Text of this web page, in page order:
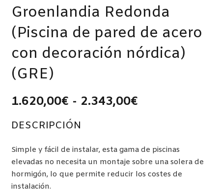
Groenlandia Redonda
(Piscina de pared de acero
con decoración nórdica)
(GRE)
1.620,00€ - 2.343,00€Rango
1.620,00€
hasta
2.343,00€
DESCRIPCIÓN
Simple y fácil de instalar, esta gama de piscinas
elevadas no necesita un montaje sobre una solera de
hormigón, lo que permite reducir los costes de
instalación.